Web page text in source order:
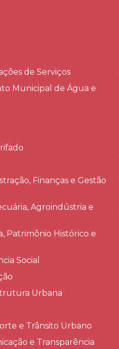
de Serviços​
Municipal de Água e
Finanças e Gestão
Agroindústria e
Patrimônio Histórico e
Social
Urbana
e Trânsito Urbano
e Transparência